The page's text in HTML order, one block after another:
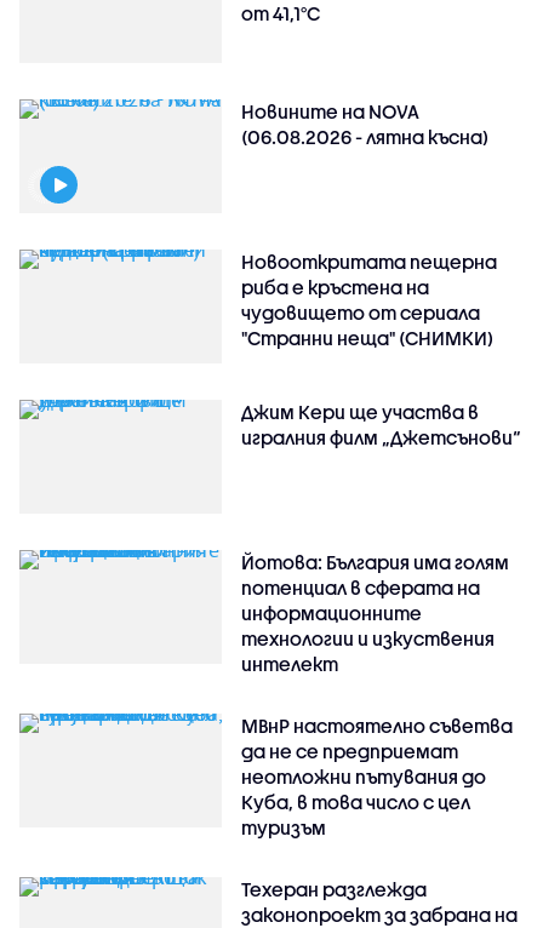
от 41,1°C
Новините на NOVA
(06.08.2026 - лятна късна)
Новооткритата пещерна
риба е кръстена на
чудовището от сериала
"Странни неща" (СНИМКИ)
Джим Кери ще участва в
игралния филм „Джетсънови“
Йотова: България има голям
потенциал в сферата на
информационните
технологии и изкуствения
интелект
МВнР настоятелно съветва
да не се предприемат
неотложни пътувания до
Куба, в това число с цел
туризъм
Техеран разглежда
законопроект за забрана на